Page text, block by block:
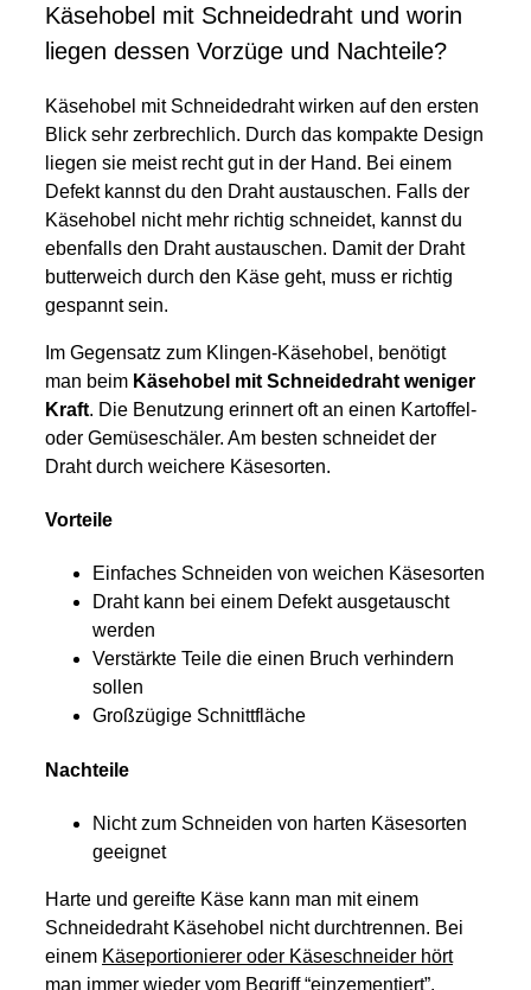
Käsehobel mit Schneidedraht und worin
liegen dessen Vorzüge und Nachteile?
Käsehobel mit Schneidedraht wirken auf den ersten
Blick sehr zerbrechlich. Durch das kompakte Design
liegen sie meist recht gut in der Hand. Bei einem
Defekt kannst du den Draht austauschen. Falls der
Käsehobel nicht mehr richtig schneidet, kannst du
ebenfalls den Draht austauschen. Damit der Draht
butterweich durch den Käse geht, muss er richtig
gespannt sein.
Im Gegensatz zum Klingen-Käsehobel, benötigt
man beim Käsehobel mit Schneidedraht weniger
Kraft. Die Benutzung erinnert oft an einen Kartoffel-
oder Gemüseschäler. Am besten schneidet der
Draht durch weichere Käsesorten.
Vorteile
Einfaches Schneiden von weichen Käsesorten
Draht kann bei einem Defekt ausgetauscht
werden
Verstärkte Teile die einen Bruch verhindern
sollen
Großzügige Schnittfläche
Nachteile
Nicht zum Schneiden von harten Käsesorten
geeignet
Harte und gereifte Käse kann man mit einem
Schneidedraht Käsehobel nicht durchtrennen. Bei
einem Käseportionierer oder Käseschneider hört
man immer wieder vom Begriff “einzementiert”.